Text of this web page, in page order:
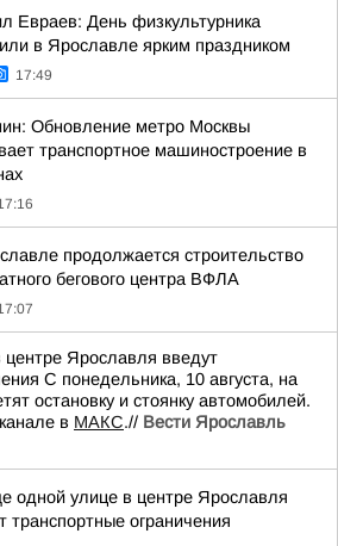
Евраев: День физкультурника
в Ярославле ярким праздником
17:49
Обновление метро Москвы
транспортное машиностроение в
продолжается строительство
бегового центра ВФЛА
Ярославля введут
С понедельника, 10 августа, на
остановку и стоянку автомобилей.
в МАКС.// Вести Ярославль
одной улице в центре Ярославля
транспортные ограничения